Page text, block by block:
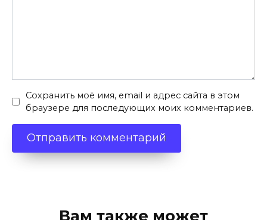
Сохранить моё имя, email и адрес сайта в этом
браузере для последующих моих комментариев.
Вам также может